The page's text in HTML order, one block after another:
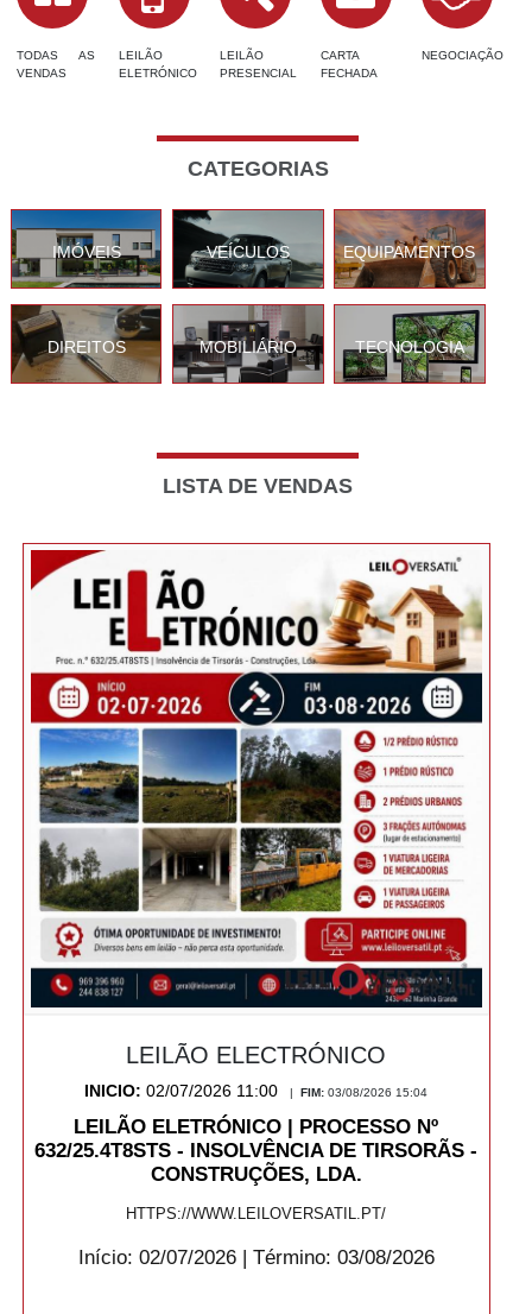
TODAS AS
VENDAS
LEILÃO
ELETRÓNICO
LEILÃO
PRESENCIAL
CARTA
FECHADA
NEGOCIAÇÃO
CATEGORIAS
IMÓVEIS VEÍCULOS EQUIPAMENTOS
DIREITOS MOBILIÁRIO TECNOLOGIA
LISTA DE VENDAS
LEILÃO ELECTRÓNICO
INICIO:02/07/2026 11:00 |FIM:03/08/2026 15:04
LEILÃO ELETRÓNICO | PROCESSO Nº
632/25.4T8STS - INSOLVÊNCIA DE TIRSORÃS -
CONSTRUÇÕES, LDA.
HTTPS://WWW.LEILOVERSATIL.PT/
Início: 02/07/2026 | Término: 03/08/2026